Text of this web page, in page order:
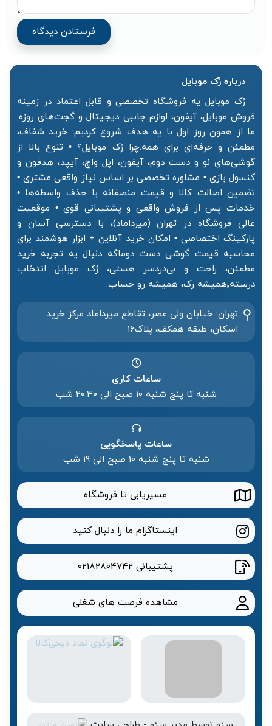
درباره رُک‌ موبایل
رُک موبایل یه فروشگاه تخصصی و قابل اعتماد در زمینه
فروش موبایل، آیفون، لوازم جانبی دیجیتال و گجت‌های روزه.
ما از همون روز اول با یه هدف شروع کردیم: خرید شفاف،
مطمئن و حرفه‌ای برای همه.چرا رُک موبایل؟ • تنوع بالا از
گوشی‌های نو و دست دوم، آیفون، اپل واچ، آیپد، هدفون و
کنسول بازی • مشاوره تخصصی بر اساس نیاز واقعی مشتری •
تضمین اصالت کالا و قیمت منصفانه با حذف واسطه‌ها •
خدمات پس از فروش واقعی و پشتیبانی قوی • موقعیت
عالی فروشگاه در تهران (میرداماد)، با دسترسی آسان و
پارکینگ اختصاصی • امکان خرید آنلاین + ابزار هوشمند برای
محاسبه قیمت گوشی دست دوماگه دنبال یه تجربه خرید
مطمئن، راحت و بی‌دردسر هستی، رُک موبایل انتخاب
درسته٬همیشه رک، همیشه رو حساب.
تهران: خیابان ولی عصر، تقاطع میرداماد مرکز خرید‌
اسکان، طبقه همکف، پلاک۱۶
ساعات کاری
شنبه تا پنج شنبه ۱۰ صبح الی 20:۳۰ شب
ساعات پاسخگویی
شنبه تا پنج شنبه 10 صبح الی 19 شب
مسیریابی تا فروشگاه
اینستاگرام ما را دنبال کنید
پشتیبانی 02182804742
مشاهده فرصت های شغلی